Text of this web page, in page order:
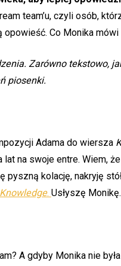
team’u, czyli osób,
Co Monika
Zarówno tekstowo,
piosenki.
Adama do wiersza
lat na swoje entre. Wiem,
pyszną kolację, nakryję
Knowledge. Usłyszę
A gdyby Monika nie